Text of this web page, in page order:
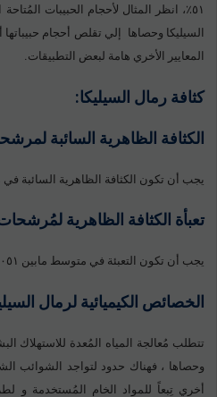
٥١٪، انظر المثال لأحجام الحبيبات
السيليكا وحصاها إلي تقلص أحجام
المعايير الأخري هامة لبعض التطبيقات.
كثافة رمال السيليكا:
الكثافة الظاهرية السائبة
يجب أن تكون الكثافة الظاهرية السائبة في متوسط ٠٠٤١ كجم
تعبأة الكثافة الظاهرية
يجب أن تكون التعبئة في متوسط مابين ٠٠٥١كجم/م٣ و٠٠٩١كجم/م٣
الخصائص الكيميائية لرمال
تتطلب مُعالجة المياه المُعدة للاستهلاك
وحصاها ، فهناك حدود لتواجد الشوائب
أخري تِبعاً للمواد الخام المُستخدمة و